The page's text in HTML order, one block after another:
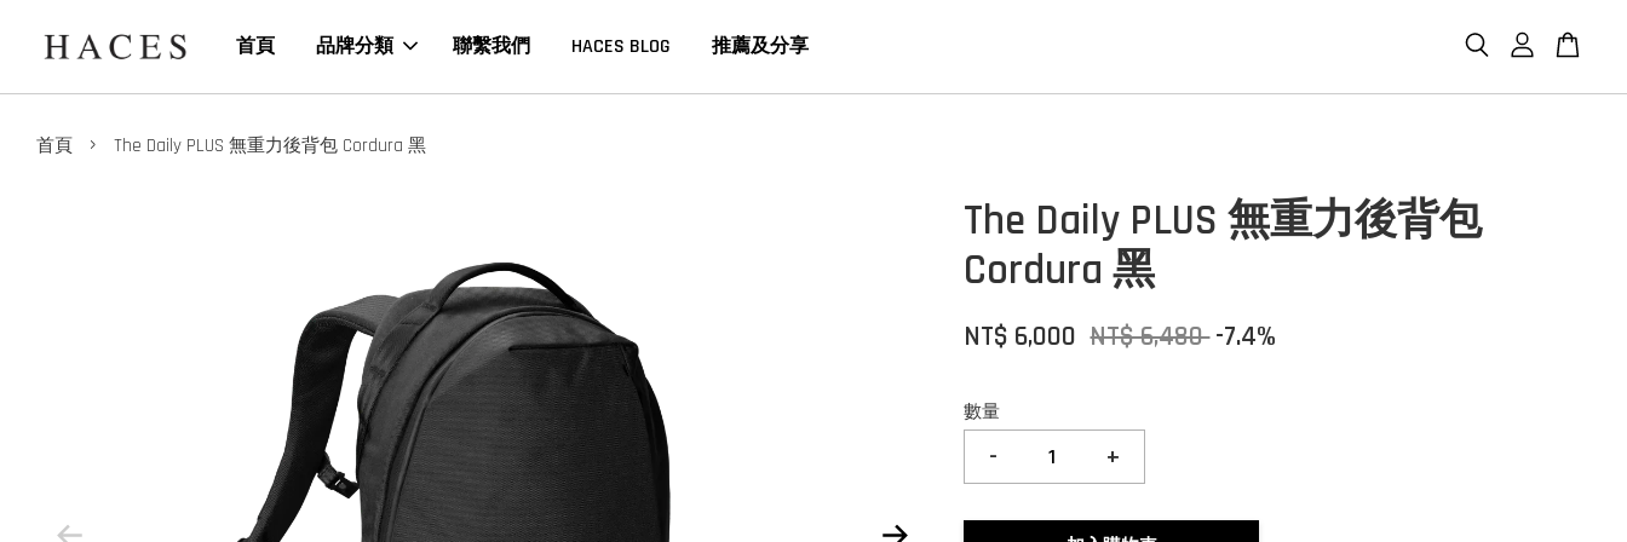
首頁 品牌分類 聯繫我們 HACES BLOG 推薦及分享
首頁 › The Daily PLUS 無重力後背包 Cordura 黑
The Daily PLUS 無重力後背包
Cordura 黑
NT$ 6,000 NT$ 6,480-7.4%
數量
- +